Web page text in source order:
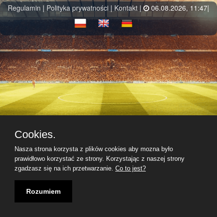
Regulamin |Polityka prywatności| Kontakt| 06.08.2026, 11:47|
Cookies.
Nasza strona korzysta z plików cookies aby mozna było
prawidłowo korzystać ze strony. Korzystając z naszej strony
zgadzasz się na ich przetwarzanie. Co to jest?
Rozumiem